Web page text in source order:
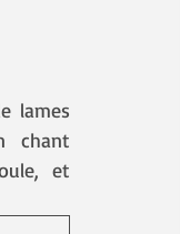
lames
chant
et